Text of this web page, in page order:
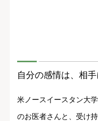
自分の感情は、相
米ノースイースタン大
のお医者さんと、受け